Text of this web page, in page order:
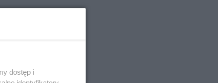
dostęp i